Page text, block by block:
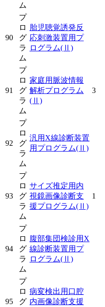
ム
90
プ
ロ
グ
ラ
ム
胎児聴覚誘発反
応刺激装置用プ
ログラム(Ⅱ)
91
プ
ロ
グ
ラ
ム
家庭用脈波情報
解析プログラム
(Ⅱ)
3
92
プ
ロ
グ
ラ
ム
汎用X線診断装置
用プログラム(Ⅱ)
93
プ
ロ
グ
ラ
ム
サイズ推定用内
視鏡画像診断支
援プログラム(Ⅱ)
1
94
プ
ロ
グ
ラ
ム
腹部集団検診用X
線診断装置用プ
ログラム(Ⅱ)
95
プ
ロ
グ
病変検出用口腔
内画像診断支援